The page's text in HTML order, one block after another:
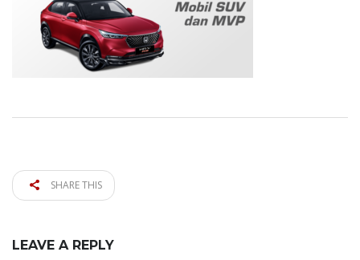
SHARE THIS
LEAVE A REPLY